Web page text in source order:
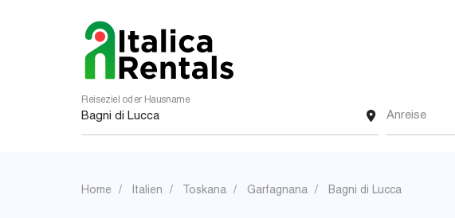
Reiseziel oder Hausname
Anreise
Home Italien Toskana Garfagnana Bagni di Lucca